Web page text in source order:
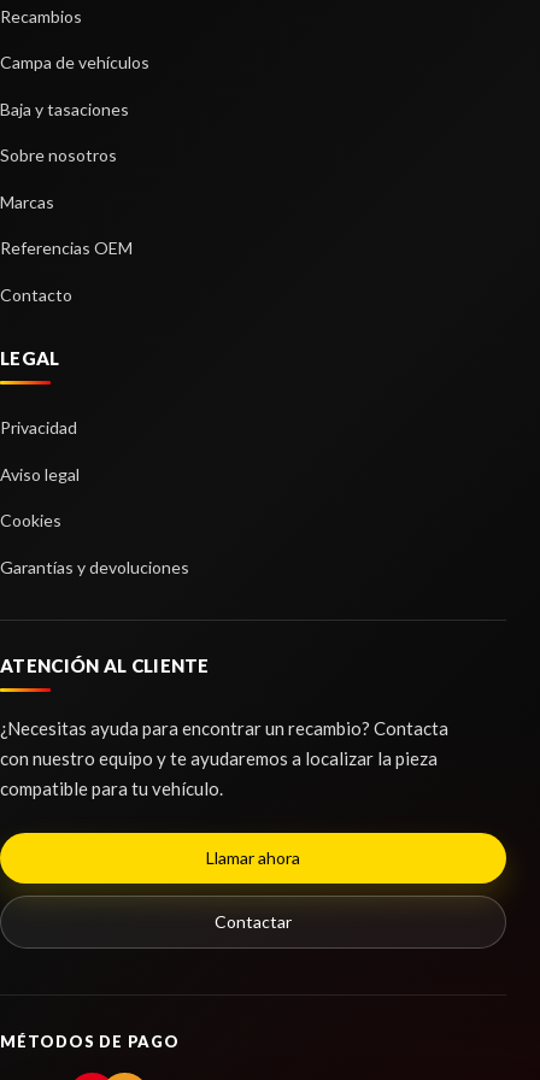
ELEVALUNAS TRASERO IZQUIERDO
usado.
LUNA CUSTODIA DELANTERA DERECHA usado.
FORD KUGA II (DM2) 2.0 TDCI
Ref: 2236266
Consultar
FRENO DE MANO ELECTRICO usado.
ABS 1855901
Recambios
Campa de vehículos
Baja y tasaciones
Sobre nosotros
Marcas
Referencias OEM
Contacto
LEGAL
Privacidad
Aviso legal
Cookies
Garantías y devoluciones
ATENCIÓN AL CLIENTE
¿Necesitas ayuda para encontrar un recambio? Contacta
con nuestro equipo y te ayudaremos a localizar la pieza
compatible para tu vehículo.
Llamar ahora
Contactar
MÉTODOS DE PAGO